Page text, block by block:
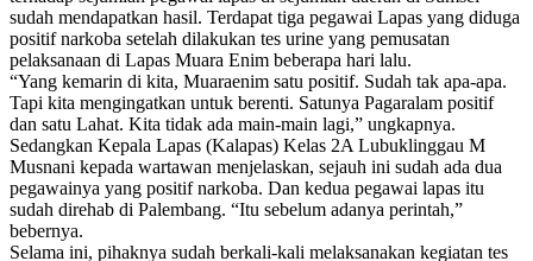
sudah mendapatkan hasil. Terdapat tiga pegawai Lapas yang diduga
positif narkoba setelah dilakukan tes urine yang pemusatan
pelaksanaan di Lapas Muara Enim beberapa hari lalu.
“Yang kemarin di kita, Muaraenim satu positif. Sudah tak apa-apa.
Tapi kita mengingatkan untuk berenti. Satunya Pagaralam positif
dan satu Lahat. Kita tidak ada main-main lagi,” ungkapnya.
Sedangkan Kepala Lapas (Kalapas) Kelas 2A Lubuklinggau M
Musnani kepada wartawan menjelaskan, sejauh ini sudah ada dua
pegawainya yang positif narkoba. Dan kedua pegawai lapas itu
sudah direhab di Palembang. “Itu sebelum adanya perintah,”
bebernya.
Selama ini, pihaknya sudah berkali-kali melaksanakan kegiatan tes